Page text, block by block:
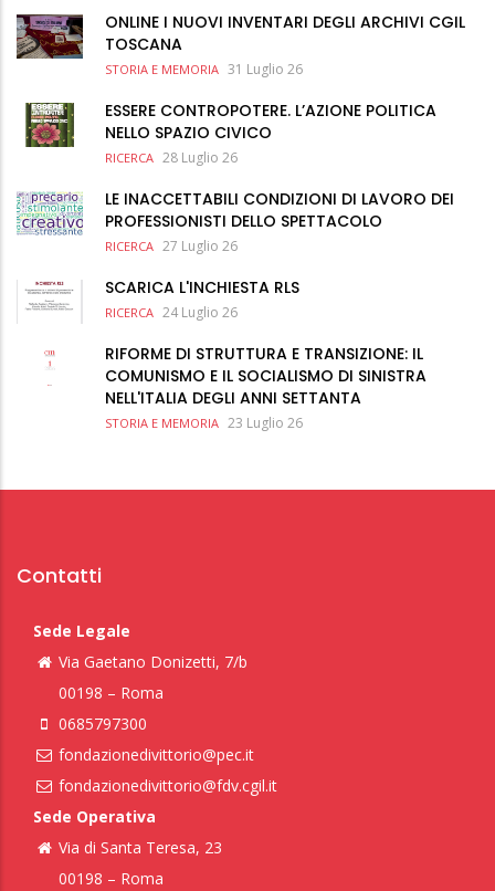
ONLINE I NUOVI INVENTARI DEGLI ARCHIVI CGIL
TOSCANA
STORIA E MEMORIA 31 Luglio 26
ESSERE CONTROPOTERE. L’AZIONE POLITICA
NELLO SPAZIO CIVICO
RICERCA 28 Luglio 26
LE INACCETTABILI CONDIZIONI DI LAVORO DEI
PROFESSIONISTI DELLO SPETTACOLO
RICERCA 27 Luglio 26
SCARICA L'INCHIESTA RLS
RICERCA 24 Luglio 26
RIFORME DI STRUTTURA E TRANSIZIONE: IL
COMUNISMO E IL SOCIALISMO DI SINISTRA
NELL'ITALIA DEGLI ANNI SETTANTA
STORIA E MEMORIA 23 Luglio 26
Contatti
Sede Legale
Via Gaetano Donizetti, 7/b
00198 – Roma
0685797300
fondazionedivittorio@pec.it
fondazionedivittorio@fdv.cgil.it
Sede Operativa
Via di Santa Teresa, 23
00198 – Roma